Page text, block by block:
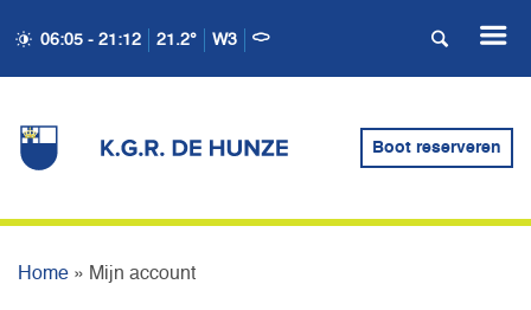
06:05 - 21:12 21.2° W3
Boot reserveren
Home » Mijn account